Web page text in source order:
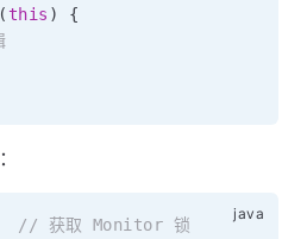
( this )
{
// 获取 Monitor 锁